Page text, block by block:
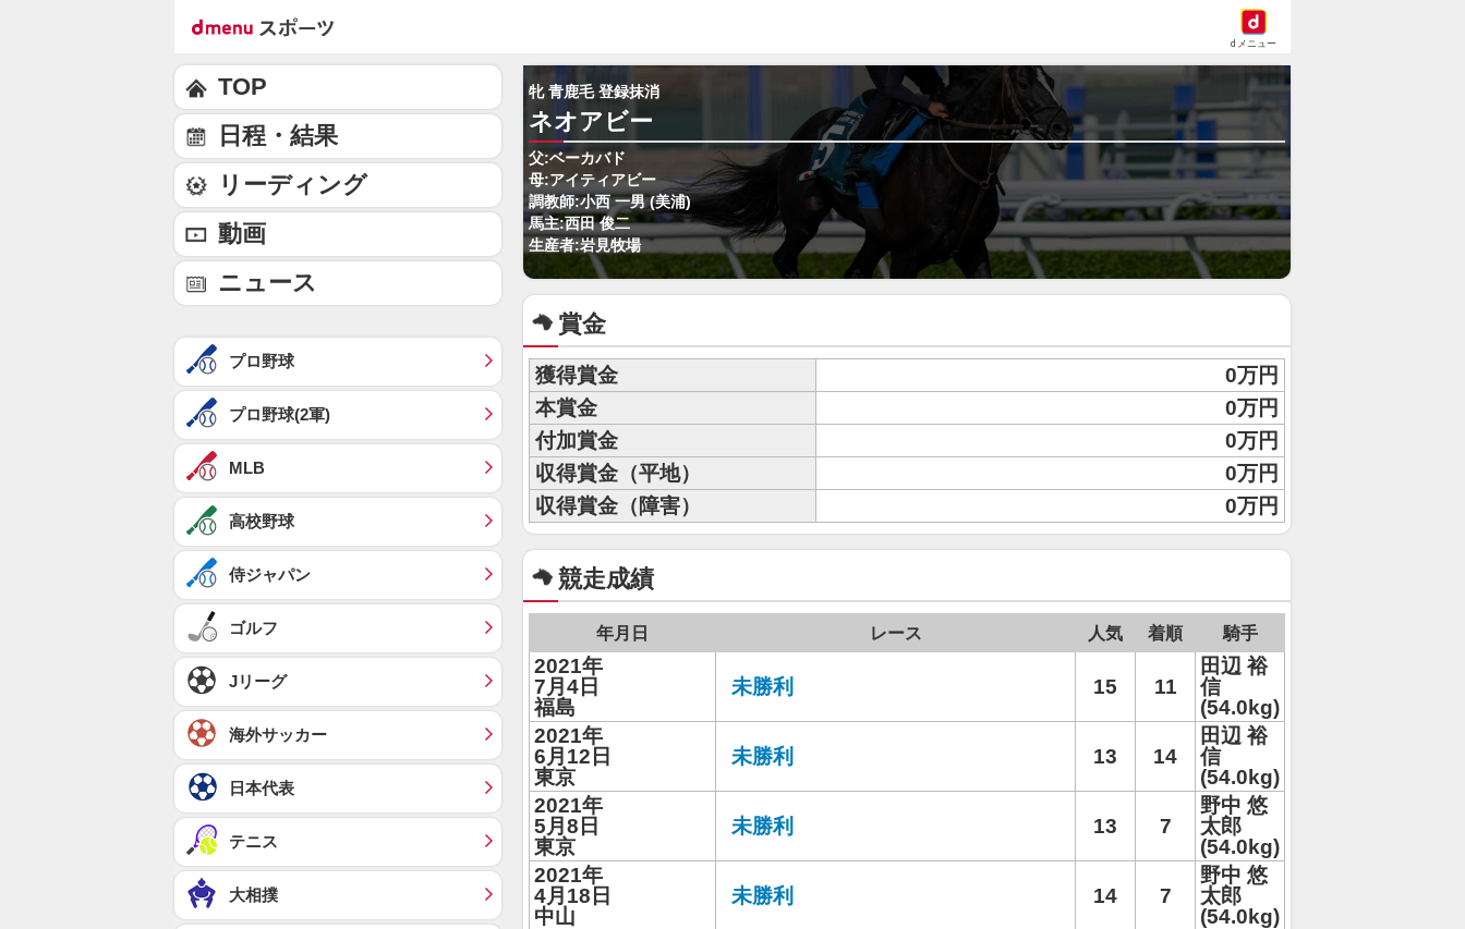
dメニュー
牝 青鹿毛 登録抹消
ネオアビー
父:ベーカバド
母:アイティアビー
調教師:小西 一男 (美浦)
馬主:西田 俊二
生産者:岩見牧場
賞金
獲得賞金
0万円
本賞金
0万円
付加賞金
0万円
収得賞金（平地）
0万円
収得賞金（障害）
0万円
競走成績
年月日 レース 人気 着順 騎手
2021年
7月4日
福島
未勝利 15 11
田辺 裕
信
(54.0kg)
2021年
6月12日
東京
未勝利 13 14
田辺 裕
信
(54.0kg)
2021年
5月8日
東京
未勝利 13 7
野中 悠
太郎
(54.0kg)
2021年
4月18日
中山
未勝利 14 7
野中 悠
太郎
(54.0kg)
TOP
日程・結果
リーディング
動画
ニュース
プロ野球
プロ野球(2軍)
MLB
高校野球
侍ジャパン
ゴルフ
Jリーグ
海外サッカー
日本代表
テニス
大相撲